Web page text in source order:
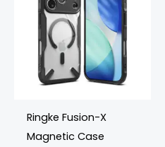
Ringke Fusion-X
Magnetic Case